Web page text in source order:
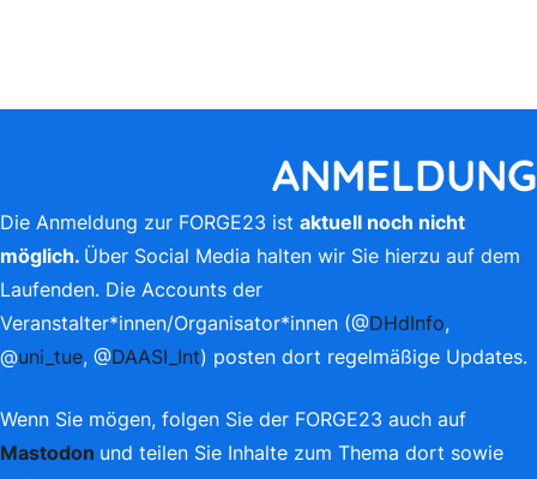
ANMELDUNG
Die Anmeldung zur FORGE23 ist aktuell noch nicht
möglich. Über Social Media halten wir Sie hierzu auf dem
Laufenden. Die Accounts der
Veranstalter*innen/Organisator*innen (@DHdInfo,
@uni_tue, @DAASI_Int) posten dort regelmäßige Updates.
Wenn Sie mögen, folgen Sie der FORGE23 auch auf
Mastodon und teilen Sie Inhalte zum Thema dort sowie